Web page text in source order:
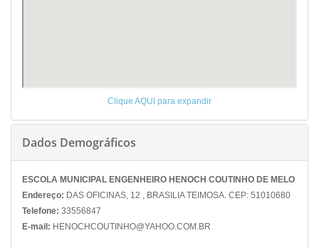
Clique AQUI para expandir
Dados Demográficos
ESCOLA MUNICIPAL ENGENHEIRO HENOCH COUTINHO DE MELO
Endereço: DAS OFICINAS, 12 , BRASILIA TEIMOSA. CEP: 51010680
Telefone: 33556847
E-mail: HENOCHCOUTINHO@YAHOO.COM.BR